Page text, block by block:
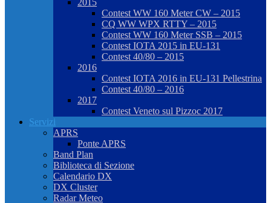
2015
Contest WW 160 Meter CW – 2015
CQ WW WPX RTTY – 2015
Contest WW 160 Meter SSB – 2015
Contest IOTA 2015 in EU-131
Contest 40/80 – 2015
2016
Contest IOTA 2016 in EU-131 Pellestrina
Contest 40/80 – 2016
2017
Contest Veneto sul Pizzoc 2017
Servizi
APRS
Ponte APRS
Band Plan
Biblioteca di Sezione
Calendario DX
DX Cluster
Radar Meteo